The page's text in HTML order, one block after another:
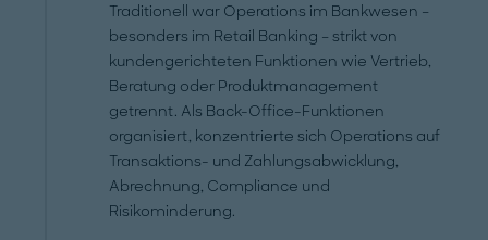
Traditionell war Operations im Bankwesen –
besonders im Retail Banking – strikt von
kundengerichteten Funktionen wie Vertrieb,
Beratung oder Produktmanagement
getrennt. Als Back-Office-Funktionen
organisiert, konzentrierte sich Operations auf
Transaktions- und Zahlungsabwicklung,
Abrechnung, Compliance und
Risikominderung.